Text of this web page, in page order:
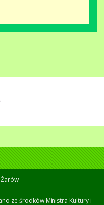
ze środków Ministra Kultury i